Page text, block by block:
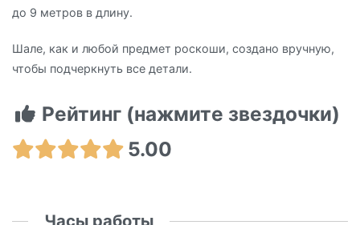
до 9 метров в длину.
Шале, как и любой предмет роскоши, создано вручную,
чтобы подчеркнуть все детали.
Рейтинг (нажмите звездочки)
5.00
Часы работы